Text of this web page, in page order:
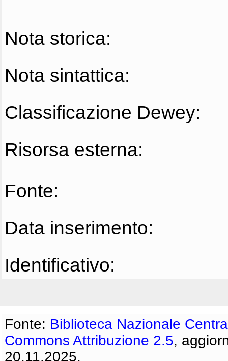
Nota storica:
Nota sintattica:
Classificazione Dewey:
Risorsa esterna:
Fonte:
Data inserimento:
Identificativo:
Fonte: Biblioteca Nazionale
Commons Attribuzione 2.5,
20.11.2025.